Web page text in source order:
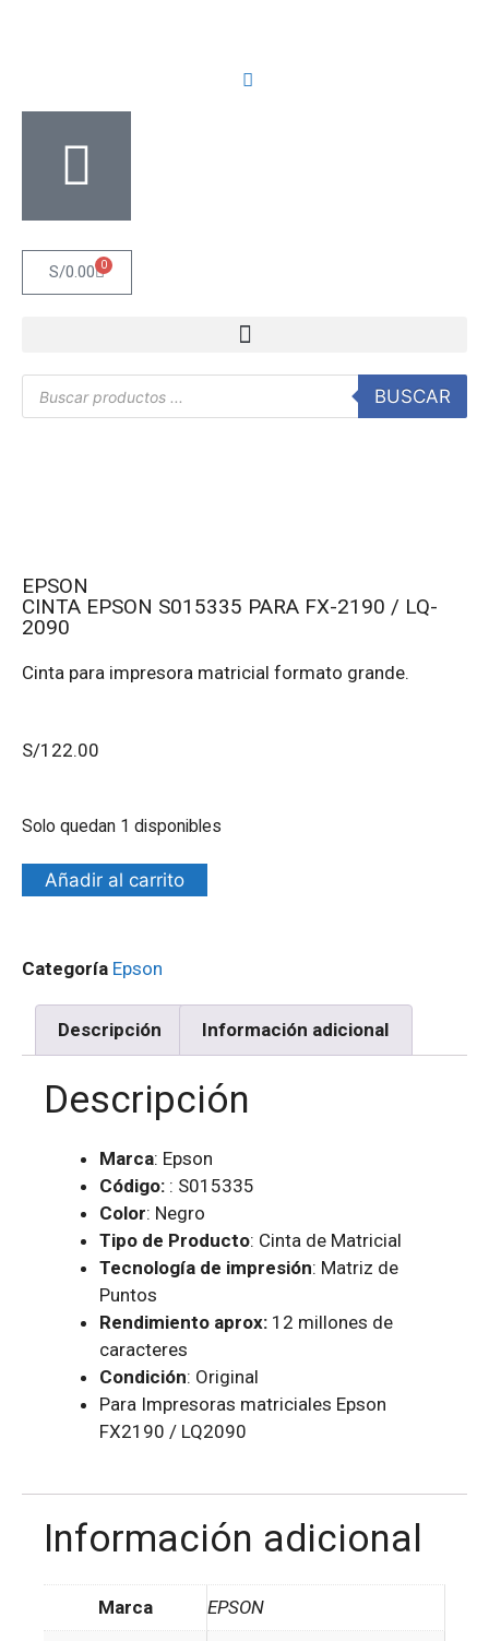
S/0.00 0
BUSCAR
EPSON
CINTA EPSON S015335 PARA FX-2190 / LQ-
2090
Cinta para impresora matricial formato grande.
S/122.00
Solo quedan 1 disponibles
Añadir al carrito
Categoría Epson
Descripción Información adicional
Descripción
Marca: Epson
Código: : S015335
Color: Negro
Tipo de Producto: Cinta de Matricial
Tecnología de impresión: Matriz de
Puntos
Rendimiento aprox: 12 millones de
caracteres
Condición: Original
Para Impresoras matriciales Epson
FX2190 / LQ2090
Información adicional
Marca EPSON